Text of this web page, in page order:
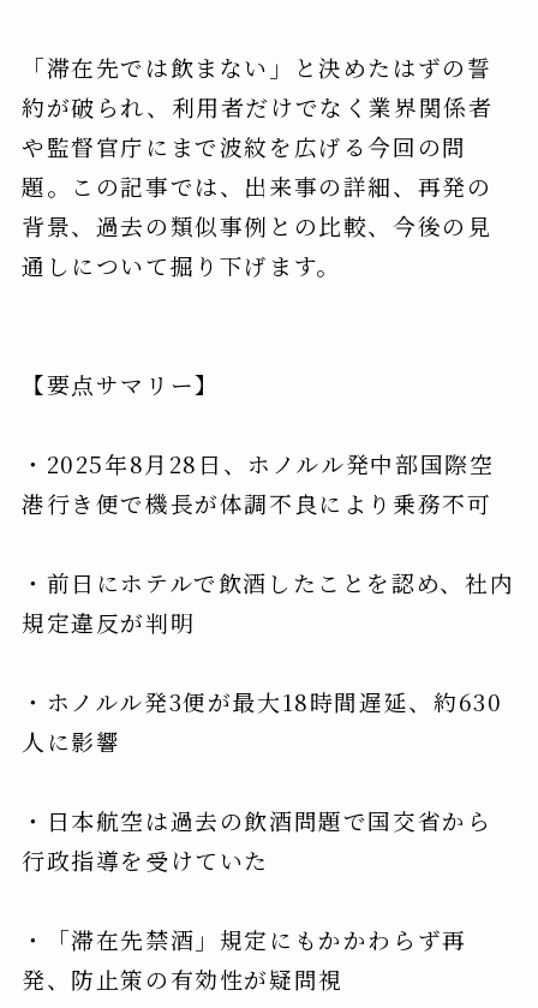
「滞在先では飲まない」と決めたはずの誓
約が破られ、利用者だけでなく業界関係者
や監督官庁にまで波紋を広げる今回の問
題。この記事では、出来事の詳細、再発の
背景、過去の類似事例との比較、今後の見
通しについて掘り下げます。
【要点サマリー】
・2025年8月28日、ホノルル発中部国際空
港行き便で機長が体調不良により乗務不可
・前日にホテルで飲酒したことを認め、社内
規定違反が判明
・ホノルル発3便が最大18時間遅延、約630
人に影響
・日本航空は過去の飲酒問題で国交省から
行政指導を受けていた
・「滞在先禁酒」規定にもかかわらず再
発、防止策の有効性が疑問視